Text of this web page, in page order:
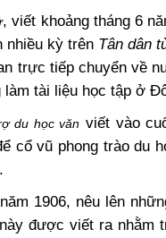
, viết khoảng tháng 6
nhiều kỳ trên Tân dân
trực tiếp chuyển về
tài liệu học tập ở
du học văn viết vào
cổ vũ phong trào du
1906, nêu lên
được viết ra